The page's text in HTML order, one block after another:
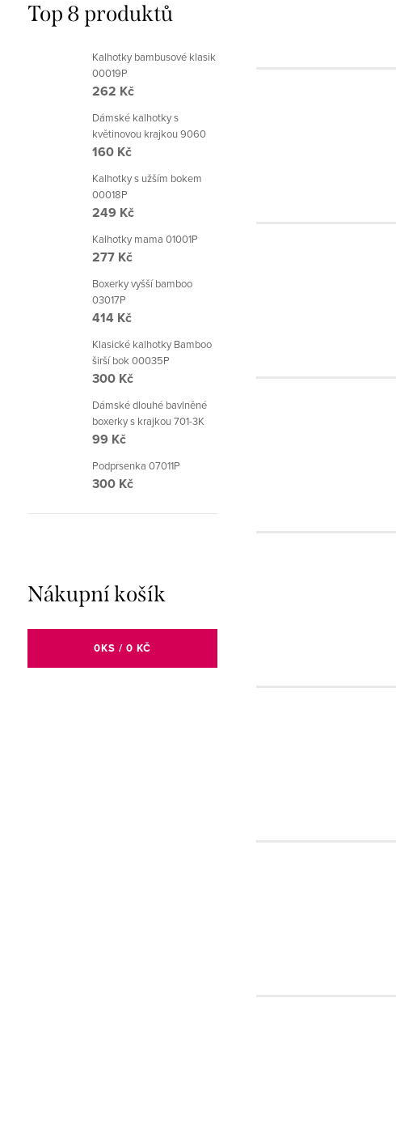
Top 8 produktů
Kalhotky bambusové klasik
00019P
262 Kč
Dámské kalhotky s
květinovou krajkou 9060
160 Kč
Kalhotky s užším bokem
00018P
249 Kč
Kalhotky mama 01001P
277 Kč
Boxerky vyšší bamboo
03017P
414 Kč
Klasické kalhotky Bamboo
širší bok 00035P
300 Kč
Dámské dlouhé bavlněné
boxerky s krajkou 701-3K
99 Kč
Podprsenka 07011P
300 Kč
Nákupní košík
0KS / 0 KČ